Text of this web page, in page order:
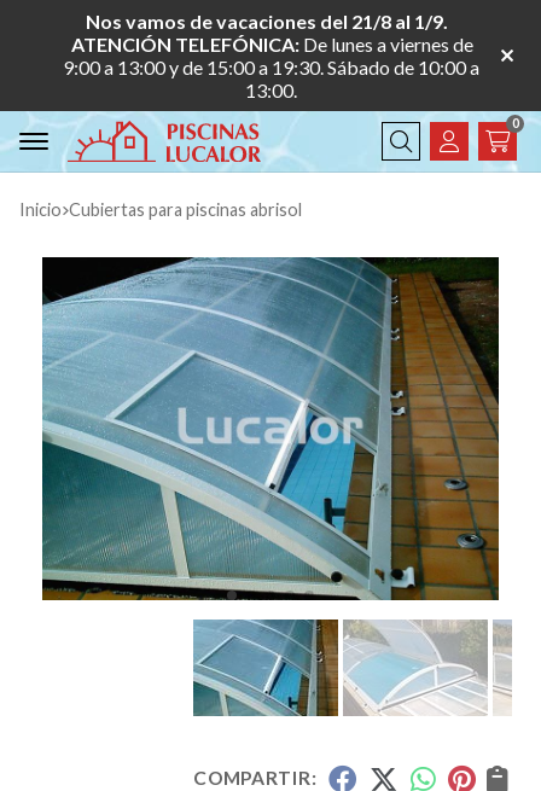
Nos vamos de vacaciones del 21/8 al 1/9.
ATENCIÓN TELEFÓNICA: De lunes a viernes de
9:00 a 13:00 y de 15:00 a 19:30. Sábado de 10:00 a
13:00.
Buscar
0
Inicio cubiertas para piscinas abrisol
COMPARTIR: